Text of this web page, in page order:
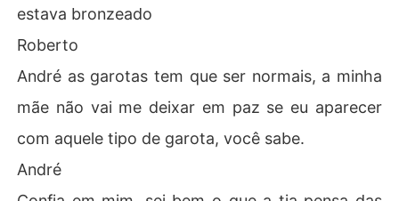
estava bronzeado
Roberto
André as garotas tem que ser normais, a minha
mãe não vai me deixar em paz se eu aparecer
com aquele tipo de garota, você sabe.
André